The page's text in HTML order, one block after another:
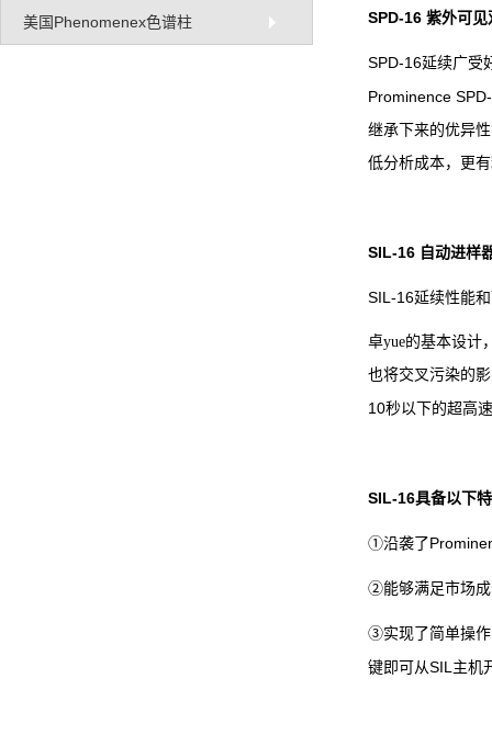
美国Phenomenex色谱柱 SPD-16 紫外可见
SPD-16延续广受
Prominence
继承下来的优异
低分析成本，更
SIL-16 自动进样
SIL-16延续性能
卓yue的基本设计
也将交叉污染的
10秒以下的超高
SIL-16具备以下
①沿袭了
②能够满足市场
③实现了简单操作
键即可从SIL 主机